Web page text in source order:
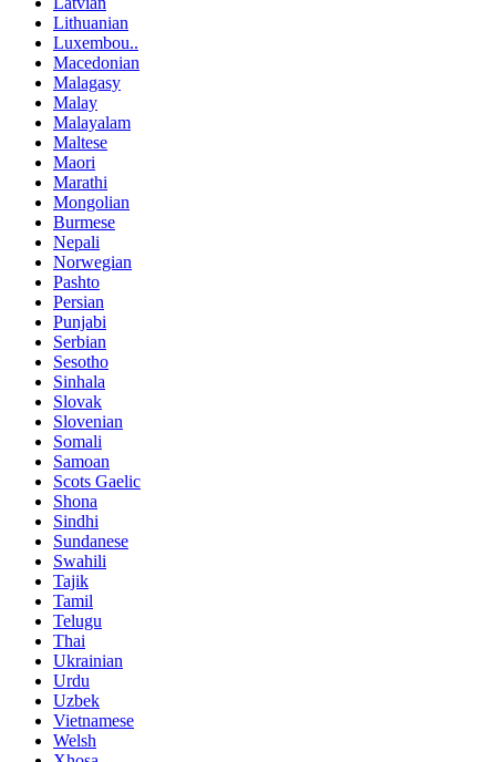
Lithuanian
Luxembou..
Macedonian
Malagasy
Malay
Malayalam
Maltese
Maori
Marathi
Mongolian
Burmese
Nepali
Norwegian
Pashto
Persian
Punjabi
Serbian
Sesotho
Sinhala
Slovak
Slovenian
Somali
Samoan
Scots Gaelic
Shona
Sindhi
Sundanese
Swahili
Tajik
Tamil
Telugu
Thai
Ukrainian
Urdu
Uzbek
Vietnamese
Welsh